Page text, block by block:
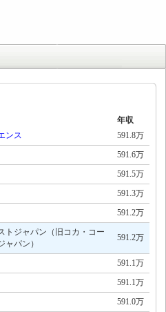
年収
ンス
591.8万
591.6万
591.5万
591.3万
591.2万
トジャパン（旧コカ・コー
パン）
591.2万
591.1万
591.1万
591.0万